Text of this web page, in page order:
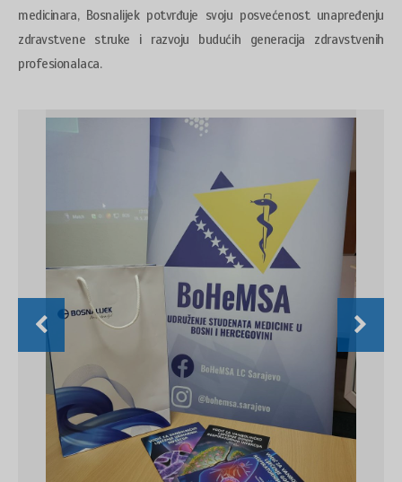
medicinara, Bosnalijek potvrđuje svoju posvećenost unapređenju
zdravstvene struke i razvoju budućih generacija zdravstvenih
profesionalaca.